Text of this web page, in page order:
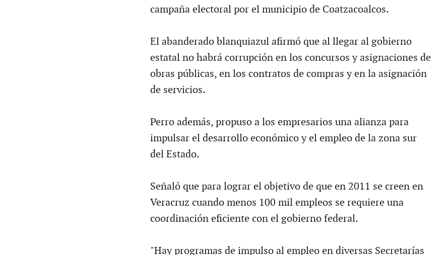
campaña electoral por el municipio de Coatzacoalcos.
El abanderado blanquiazul afirmó que al llegar al gobierno
estatal no habrá corrupción en los concursos y asignaciones de
obras públicas, en los contratos de compras y en la asignación
de servicios.
Perro además, propuso a los empresarios una alianza para
impulsar el desarrollo económico y el empleo de la zona sur
del Estado.
Señaló que para lograr el objetivo de que en 2011 se creen en
Veracruz cuando menos 100 mil empleos se requiere una
coordinación eficiente con el gobierno federal.
"Hay programas de impulso al empleo en diversas Secretarías